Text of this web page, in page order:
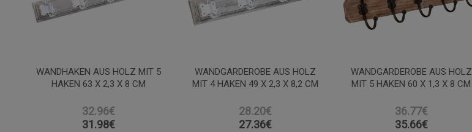
WANDHAKEN AUS HOLZ MIT 5
HAKEN 63 X 2,3 X 8 CM
32.96€
31.98€
WANDGARDEROBE AUS HOLZ
MIT 4 HAKEN 49 X 2,3 X 8,2 CM
28.20€
27.36€
WANDGARDEROBE AUS HOLZ
MIT 5 HAKEN 60 X 1,3 X 8 CM
36.77€
35.66€